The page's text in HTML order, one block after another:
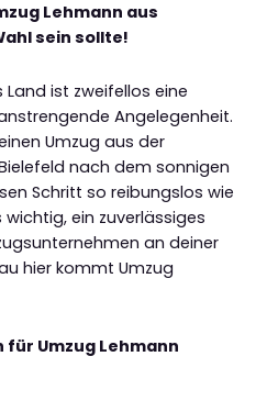
Lehmann aus
sein sollte!
Land ist zweifellos eine
Angelegenheit.
Umzug aus der
nach dem sonnigen
Schritt so reibungslos wie
ein zuverlässiges
an deiner
hier kommt Umzug
Umzug Lehmann